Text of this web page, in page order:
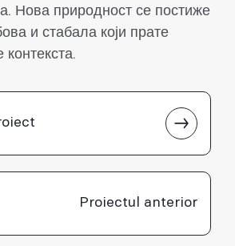
Нова природност се постиже
и стабала који прате
контекста.
Proiectul anterior